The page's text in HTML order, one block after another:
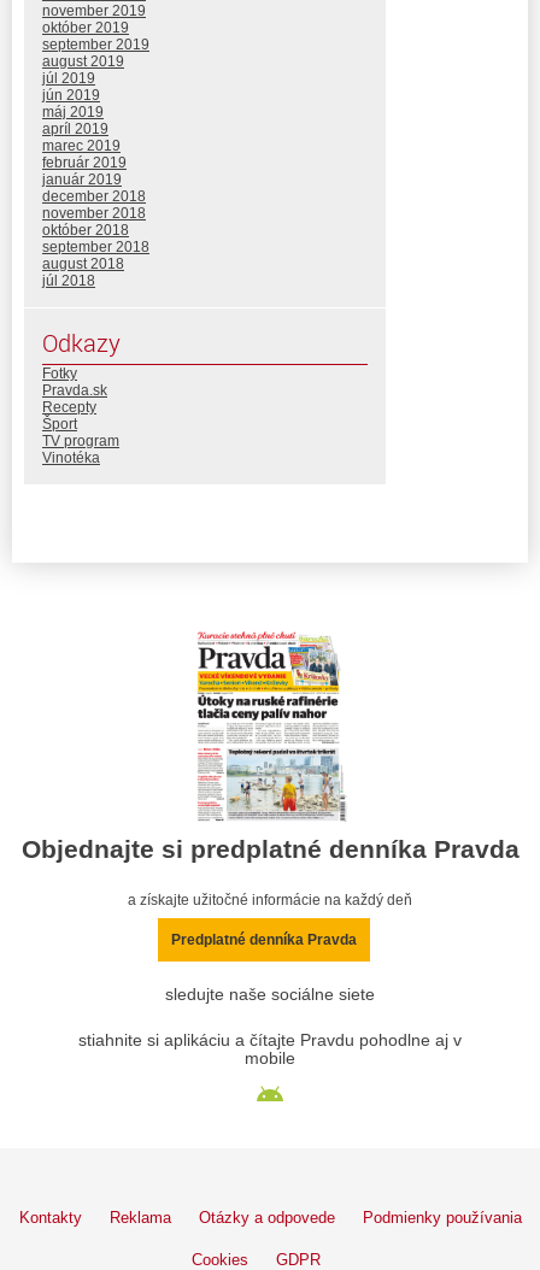
november 2019
október 2019
september 2019
august 2019
júl 2019
jún 2019
máj 2019
apríl 2019
marec 2019
február 2019
január 2019
december 2018
november 2018
október 2018
september 2018
august 2018
júl 2018
Odkazy
Fotky
Pravda.sk
Recepty
Šport
TV program
Vinotéka
Objednajte si predplatné denníka Pravda
a získajte užitočné informácie na každý deň
Predplatné denníka Pravda
sledujte naše sociálne siete
stiahnite si aplikáciu a čítajte Pravdu pohodlne aj v
mobile
Kontakty Reklama Otázky a odpovede Podmienky používania
Cookies GDPR